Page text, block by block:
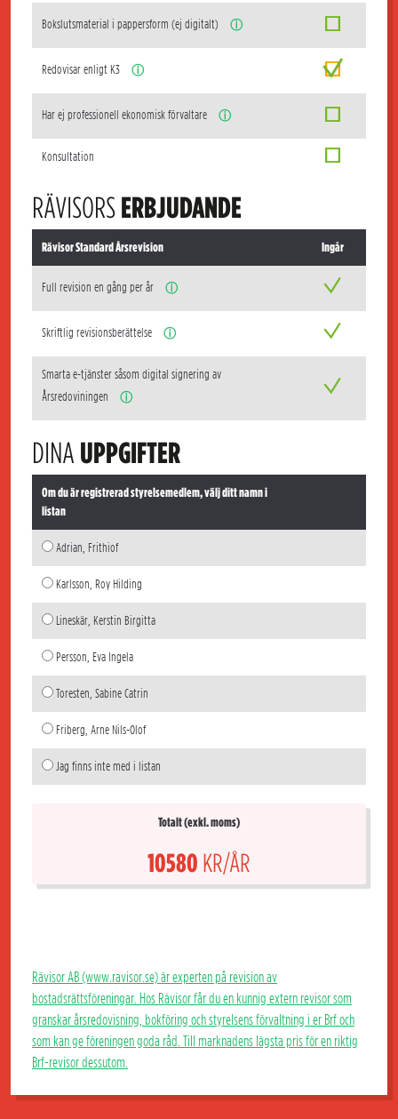
Bokslutsmaterial i pappersform (ej digitalt) ⓘ
Redovisar enligt K3 ⓘ
Har ej professionell ekonomisk förvaltare ⓘ
Konsultation
RÄVISORSERBJUDANDE
Rävisor Standard Årsrevision Ingår
Full revision en gång per år ⓘ
Skriftlig revisionsberättelse ⓘ
Smarta e-tjänster såsom digital signering av
Årsredoviningen
ⓘ
DINA UPPGIFTER
Om du är registrerad styrelsemedlem, välj ditt namn i
listan
Adrian, Frithiof
Karlsson, Roy Hilding
Lineskär, Kerstin Birgitta
Persson, Eva Ingela
Toresten, Sabine Catrin
Friberg, Arne Nils-Olof
Jag finns inte med i listan
Totalt (exkl. moms)
10580 KR/ÅR
Rävisor AB (www.ravisor.se) är experten på revision av
bostadsrättsföreningar. Hos Rävisor får du en kunnig extern revisor som
granskar årsredovisning, bokföring och styrelsens förvaltning i er Brf och
som kan ge föreningen goda råd. Till marknadens lägsta pris för en riktig
Brf-revisor dessutom.